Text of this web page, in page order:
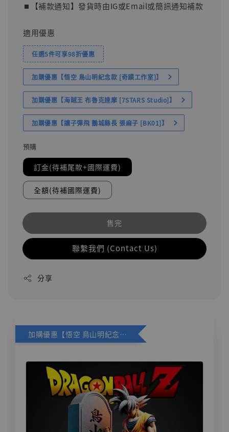
⏹︎【補款通知】發貨時由IG或Email或簡訊通知補款
適用優惠
任選5件可享98折優惠
加購優惠【悟空 鳥山明紀念款 [奇蹟工作室]】
加購優惠【海賊王 布魯克達摩 [7STARS Studio]】
加購優惠【讓子彈飛 鵝城縣長 張麻子 [BK01]】
預購
訂金(待補尾款+國際運費)
全額(待補國際運費)
售完
聯繫我們 (Contact Us)
分享
加購優惠【悟空 鳥山明紀念款 [奇蹟工作室]】